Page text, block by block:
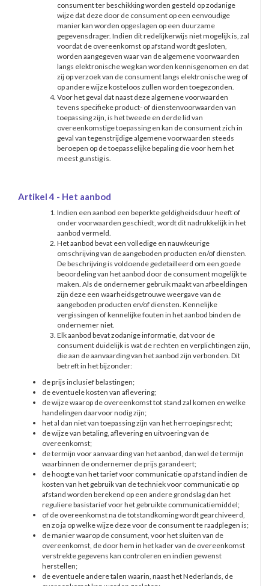
consument ter beschikking worden gesteld op zodanige
wijze dat deze door de consument op een eenvoudige
manier kan worden opgeslagen op een duurzame
gegevensdrager. Indien dit redelijkerwijs niet mogelijk is, zal
voordat de overeenkomst op afstand wordt gesloten,
worden aangegeven waar van de algemene voorwaarden
langs elektronische weg kan worden kennisgenomen en dat
zij op verzoek van de consument langs elektronische weg of
op andere wijze kosteloos zullen worden toegezonden.
Voor het geval dat naast deze algemene voorwaarden
tevens specifieke product- of dienstenvoorwaarden van
toepassing zijn, is het tweede en derde lid van
overeenkomstige toepassing en kan de consument zich in
geval van tegenstrijdige algemene voorwaarden steeds
beroepen op de toepasselijke bepaling die voor hem het
meest gunstig is.
Artikel 4 - Het aanbod
Indien een aanbod een beperkte geldigheidsduur heeft of
onder voorwaarden geschiedt, wordt dit nadrukkelijk in het
aanbod vermeld.
Het aanbod bevat een volledige en nauwkeurige
omschrijving van de aangeboden producten en/of diensten.
De beschrijving is voldoende gedetailleerd om een goede
beoordeling van het aanbod door de consument mogelijk te
maken. Als de ondernemer gebruik maakt van afbeeldingen
zijn deze een waarheidsgetrouwe weergave van de
aangeboden producten en/of diensten. Kennelijke
vergissingen of kennelijke fouten in het aanbod binden de
ondernemer niet.
Elk aanbod bevat zodanige informatie, dat voor de
consument duidelijk is wat de rechten en verplichtingen zijn,
die aan de aanvaarding van het aanbod zijn verbonden. Dit
betreft in het bijzonder:
de prijs inclusief belastingen;
de eventuele kosten van aflevering;
de wijze waarop de overeenkomst tot stand zal komen en welke
handelingen daarvoor nodig zijn;
het al dan niet van toepassing zijn van het herroepingsrecht;
de wijze van betaling, aflevering en uitvoering van de
overeenkomst;
de termijn voor aanvaarding van het aanbod, dan wel de termijn
waarbinnen de ondernemer de prijs garandeert;
de hoogte van het tarief voor communicatie op afstand indien de
kosten van het gebruik van de techniek voor communicatie op
afstand worden berekend op een andere grondslag dan het
reguliere basistarief voor het gebruikte communicatiemiddel;
of de overeenkomst na de totstandkoming wordt gearchiveerd,
en zo ja op welke wijze deze voor de consument te raadplegen is;
de manier waarop de consument, voor het sluiten van de
overeenkomst, de door hem in het kader van de overeenkomst
verstrekte gegevens kan controleren en indien gewenst
herstellen;
de eventuele andere talen waarin, naast het Nederlands, de